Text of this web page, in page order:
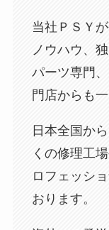
当社ＰＳＹ
ノウハウ、
パーツ専門
門店からも
日本全国か
くの修理工
ロフェッシ
おります。